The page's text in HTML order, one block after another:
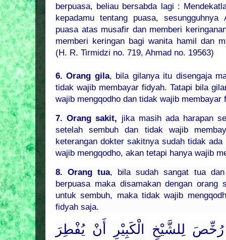
berpuasa, beliau bersabda lagi :
kepadamu tentang puasa,
puasa atas musafir dan memberi
memberi keringan bagi wanita hamil dan
(H. R. Tirmidzi no. 719, Ahmad no. 19563)
6. Orang gila, bila gilanya itu disengaja
tidak wajib membayar fidyah. Tatapi bila
wajib mengqodho dan tidak wajib membayar
7. Orang sakit, jika masih ada harapan
setelah sembuh dan tidak wajib
keterangan dokter sakitnya sudah tidak
wajib mengqodho, akan tetapi hanya wajib
8. Orang tua, bila sudah sangat tua
berpuasa maka disamakan dengan orang
untuk sembuh, maka tidak wajib
fidyah saja.
لِلشَّيْخِ الْكَبِيْرِ أَنْ يُفْطِرَ